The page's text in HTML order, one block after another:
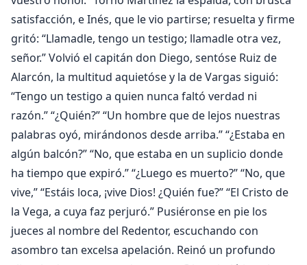
satisfacción, e Inés, que le vio partirse; resuelta y firme
gritó: “Llamadle, tengo un testigo; llamadle otra vez,
señor.” Volvió el capitán don Diego, sentóse Ruiz de
Alarcón, la multitud aquietóse y la de Vargas siguió:
“Tengo un testigo a quien nunca faltó verdad ni
razón.” “¿Quién?” “Un hombre que de lejos nuestras
palabras oyó, mirándonos desde arriba.” “¿Estaba en
algún balcón?” “No, que estaba en un suplicio donde
ha tiempo que expiró.” “¿Luego es muerto?” “No, que
vive,” “Estáis loca, ¡vive Dios! ¿Quién fue?” “El Cristo de
la Vega, a cuya faz perjuró.” Pusiéronse en pie los
jueces al nombre del Redentor, escuchando con
asombro tan excelsa apelación. Reinó un profundo